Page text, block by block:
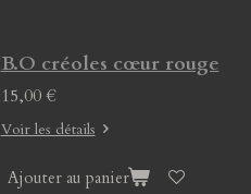
B.O créoles cœur rouge
15,00 €
Voir les détails
Ajouter au panier